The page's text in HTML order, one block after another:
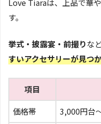
Love Tiaraは、上品で華
す。
挙式・披露宴・前撮りな
すいアクセサリーが見つ
項目
価格帯
3,000円台